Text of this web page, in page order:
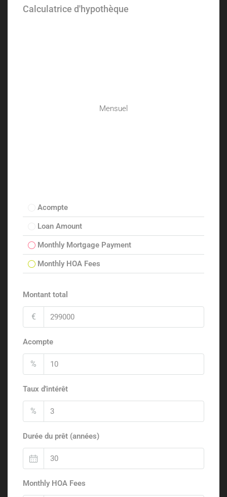
Calculatrice d'hypothèque
Mensuel
Acompte
Loan Amount
Monthly Mortgage Payment
Monthly HOA Fees
Montant total
€
Acompte
%
Taux d'intérêt
%
Durée du prêt (années)
Monthly HOA Fees